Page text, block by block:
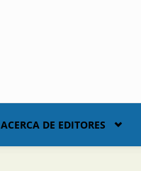
ACERCA DE EDITORES